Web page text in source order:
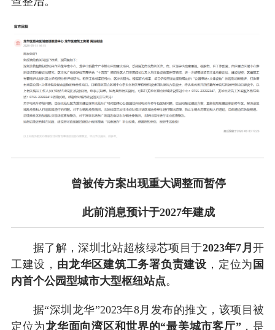
曾被传方案出现重大调整而暂停
此前消息预计于2027年建成
据了解，深圳北站超核绿芯项目于2023年7月开
工建设， 由龙华区建筑工务署负责建设 ，定位为 国
内首个公园型城市大型枢纽站点。
据“深圳龙华”2023年8月发布的推文，该项目被
定位为龙华面向湾区和世界的“最美城市客厅”，是